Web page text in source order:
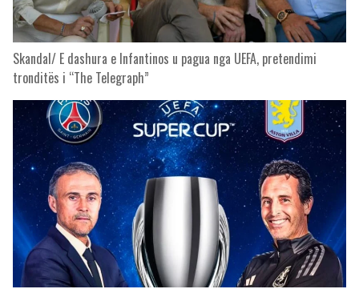
Skandal/ E dashura e Infantinos u pagua nga UEFA, pretendimi
tronditës i “The Telegraph”